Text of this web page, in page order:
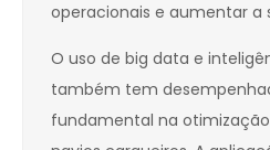
operacionais e aumentar a
O uso de big data e
também tem
fundamental na